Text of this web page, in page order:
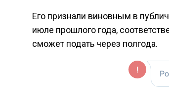
Его признали виновным в
июле прошлого года,
сможет подать через полгода.